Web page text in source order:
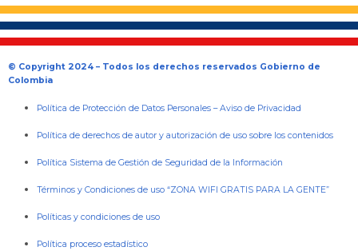
© Copyright 2024 – Todos los derechos reservados Gobierno de
Colombia
Política de Protección de Datos Personales –Aviso de Privacidad
Política de derechos de autor y autorización de uso sobre los contenidos
Política Sistema de Gestión de Seguridad de la Información
Términos y Condiciones de uso “ZONA WIFI GRATIS PARA LA GENTE”
Políticas y condiciones de uso
Política proceso estadístico